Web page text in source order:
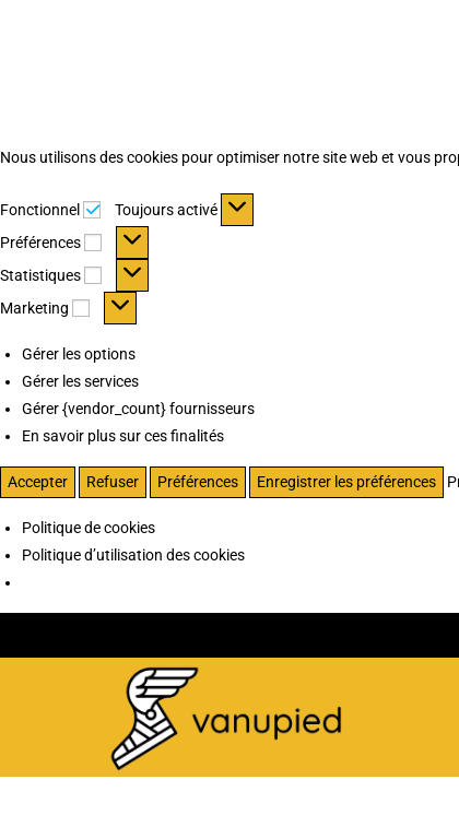
Nous utilisons des cookies pour optimiser notre site web et vous
Fonctionnel Fonctionnel
Toujours activé
Préférences
Préférences
Statistiques Statistiques
Marketing Marketing
Gérer les options
Gérer les services
Gérer {vendor_count} fournisseurs
En savoir plus sur ces finalités
Accepter Refuser Préférences Enregistrer les préférences
Politique de cookies
Politique d’utilisation des cookies